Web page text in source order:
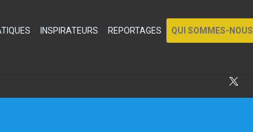
INSPIRATEURS REPORTAGES QUI SOMMES-NOUS